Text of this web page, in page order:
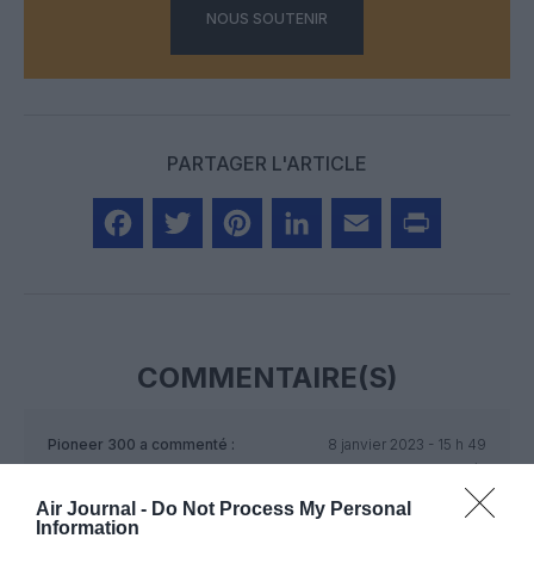
Air Journal - Do Not Process My Personal
Information
NOUS SOUTENIR
PARTAGER L'ARTICLE
COMMENTAIRE(S)
Pioneer 300 a commenté :
8 janvier 2023 - 15 h 49
min
Pour nous ce devrait être Imposition de la quarantaine pour
les voyageurs en provenance de Chine Question de